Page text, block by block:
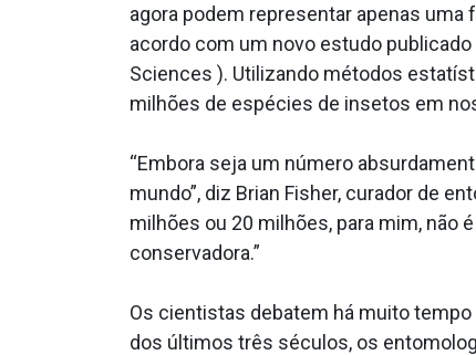
agora podem representar apenas uma
acordo com um novo estudo
Sciences ). Utilizando métodos
milhões de espécies de insetos em
“Embora seja um número
mundo”, diz Brian Fisher, curador de
milhões ou 20 milhões, para mim, não
conservadora.”
Os cientistas debatem há muito
dos últimos três séculos, os